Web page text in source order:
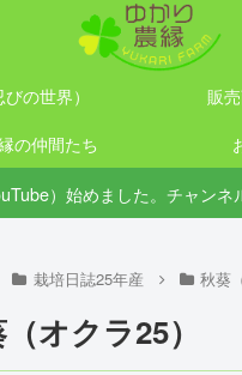
の世界）
販
の仲間たち
）始めました。チャンネ
栽培日誌25年産 秋葵
オクラ25）